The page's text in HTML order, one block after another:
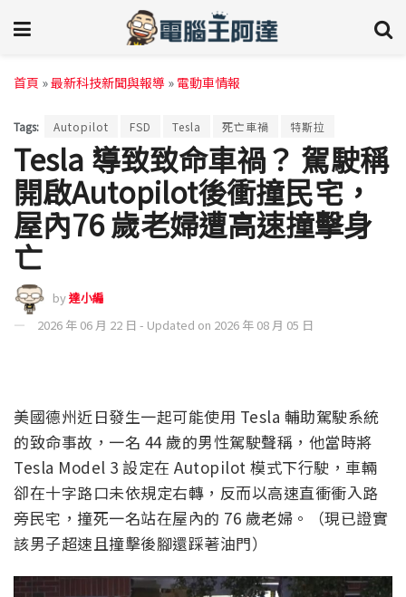
首頁 »最新科技新聞與報導 » 電動車情報
Tags: Autopilot FSD Tesla 死亡車禍 特斯拉
Tesla 導致致命車禍？ 駕駛稱
開啟Autopilot後衝撞民宅，
屋內76 歲老婦遭高速撞擊身
亡
by達小編
2026 年 06 月 22 日 - Updated on 2026 年 08 月 05 日
美國德州近日發生一起可能使用 Tesla 輔助駕駛系統
的致命事故，一名 44 歲的男性駕駛聲稱，他當時將
Tesla Model 3 設定在 Autopilot 模式下行駛，車輛
卻在十字路口未依規定右轉，反而以高速直衝衝入路
旁民宅，撞死一名站在屋內的 76 歲老婦。（現已證實
該男子超速且撞擊後腳還踩著油門）